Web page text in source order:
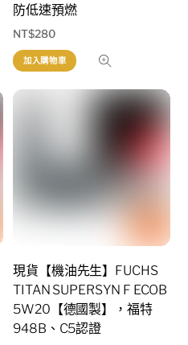
防低速預燃
NT$280
加入購物車
現貨【機油先生】FUCHS
TITAN SUPERSYN F ECOB
5W20【德國製】，福特
948B、C5認證